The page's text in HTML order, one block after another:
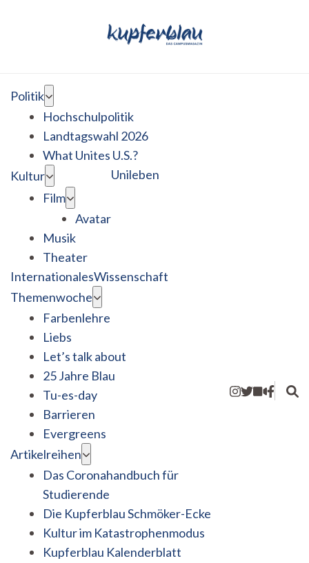
Politik
Hochschulpolitik
Landtagswahl 2026
What Unites U.S.?
Kultur
Film
Avatar
Musik
Theater
Unileben
InternationalesWissenschaft
Themenwoche
Farbenlehre
Liebs
Let’s talk about
25 Jahre Blau
Tu-es-day
Barrieren
Evergreens
Artikelreihen
Das Coronahandbuch für
Studierende
Die Kupferblau Schmöker-Ecke
Kultur im Katastrophenmodus
Kupferblau Kalenderblatt